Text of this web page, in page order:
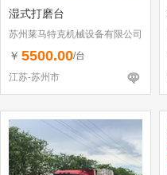
湿式打磨台
苏州莱马特克机械设备有限公司
￥ 5500.00/台
江苏-苏州市